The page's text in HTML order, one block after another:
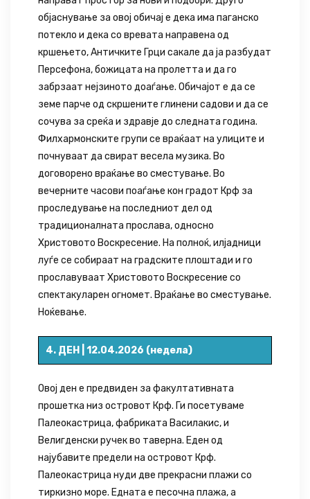
објаснување за овој обичај е дека има паганско
потекло и дека со вревата направена од
кршењето, Античките Грци сакале да ја разбудат
Персефона, божицата на пролетта и да го
забрзаат нејзиното доаѓање. Обичајот е да се
земе парче од скршените глинени садови и да се
сочува за среќа и здравје до следната година.
Филхармонските групи се враќаат на улиците и
почнуваат да свират весела музика. Во
договорено враќање во сместување. Во
вечерните часови поаѓање кон градот Крф за
проследување на последниот дел од
традиционалната прослава, односно
Христовото Воскресение. На полноќ, илјадници
луѓе се собираат на градските плоштади и го
прославуваат Христовото Воскресение со
спектакуларен огномет. Враќање во сместување.
Ноќевање.
4. ДЕН | 12.04.2026 (недела)
Овој ден е предвиден за факултативната
прошетка низ островот Крф. Ги посетуваме
Палеокастрица, фабриката Василакис, и
Велигденски ручек во таверна. Еден од
најубавите предели на островот Крф.
Палеокастрица нуди две прекрасни плажи со
тиркизно море. Едната е песочна плажа, а